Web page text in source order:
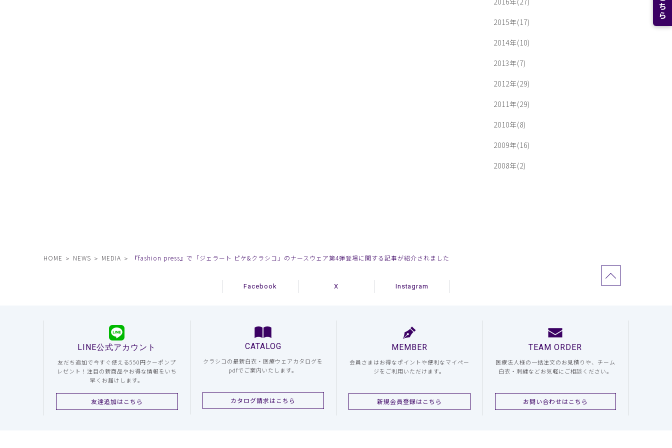
2015年(17)
2014年(10)
2013年(7)
2012年(29)
2011年(29)
2010年(8)
2009年(16)
2008年(2)
HOME NEWS MEDIA 『fashion press』で「ジェラート ピケ&クラシコ」のナースウェア第4弾登場に関する記事が紹介されました
Facebook X Instagram
LINE公式アカウント
友だち追加で今すぐ使える550円クーポンプ
レゼント！注目の新商品やお得な情報をいち
早くお届けします。
友達追加はこちら
CATALOG
クラシコの最新白衣・医療ウェアカタログを
pdfでご案内いたします。
カタログ請求はこちら
MEMBER
会員さまはお得なポイントや便利なマイペー
ジをご利用いただけます。
新規会員登録はこちら
TEAM ORDER
医療法人様の一括注文のお見積りや、チーム
白衣・刺繍などお気軽にご相談ください。
お問い合わせはこちら